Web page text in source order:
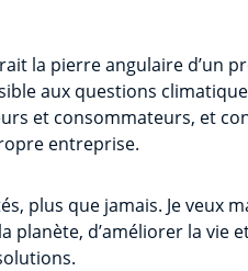
la pierre angulaire d’un
aux questions
et consommateurs, et
entreprise.
plus que jamais. Je veux
d’améliorer la vie